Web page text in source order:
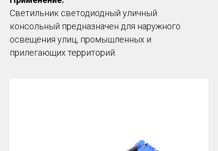
Светильник светодиодный уличный
консольный предназначен для наружного
освещения улиц, промышленных и
прилегающих территорий.